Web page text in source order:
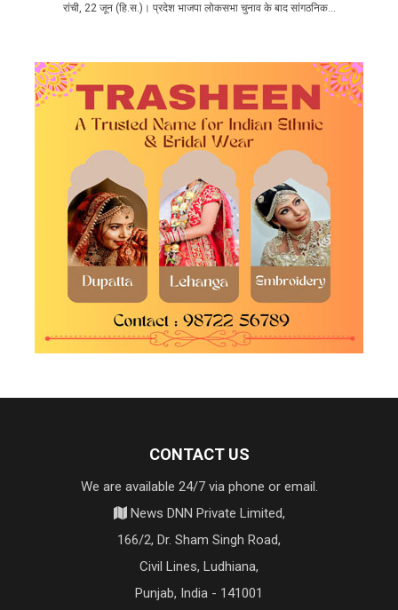
रांची, 22 जून (हि.स.)। प्रदेश भाजपा लोकसभा चुनाव के बाद सांगठनिक...
CONTACT US
We are available 24/7 via phone or email.
News DNN Private Limited,
166/2, Dr. Sham Singh Road,
Civil Lines, Ludhiana,
Punjab, India - 141001